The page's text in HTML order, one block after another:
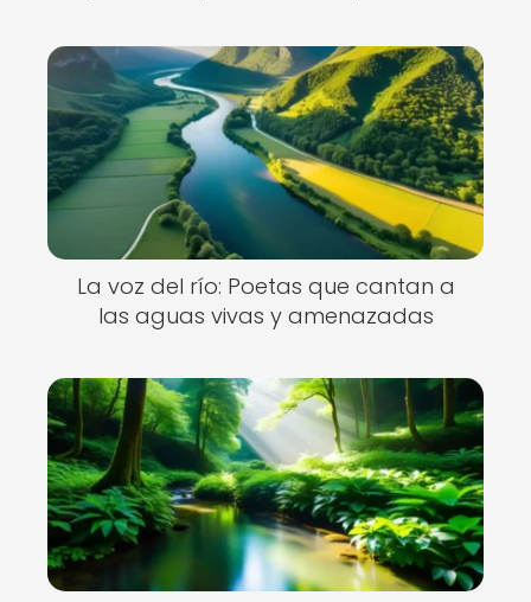
La voz del río: Poetas que cantan a
las aguas vivas y amenazadas